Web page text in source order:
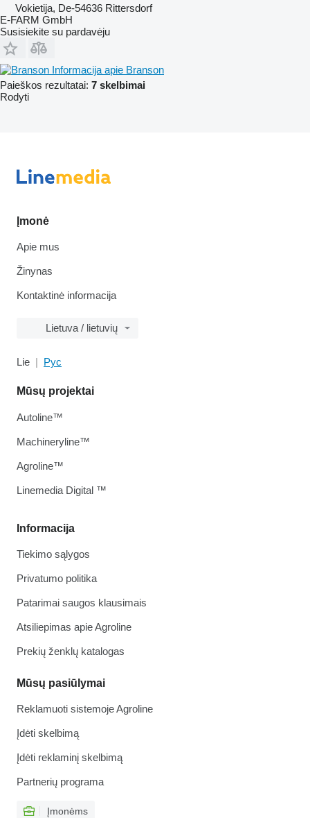
Vokietija, De-54636 Rittersdorf
E-FARM GmbH
Susisiekite su pardavėju
Informacija apie Branson
Paieškos rezultatai: 7 skelbimai
Rodyti
Įmonė
Apie mus
Žinynas
Kontaktinė informacija
Lietuva / lietuvių
Lie Рус
Informacija
Tiekimo sąlygos
Privatumo politika
Patarimai saugos klausimais
Atsiliepimas apie Agroline
Prekių ženklų katalogas
Mūsų pasiūlymai
Reklamuoti sistemoje Agroline
Įdėti skelbimą
Įdėti reklaminį skelbimą
Partnerių programa
Įmonėms
Mūsų projektai
Autoline™
Machineryline™
Agroline™
Linemedia Digital ™